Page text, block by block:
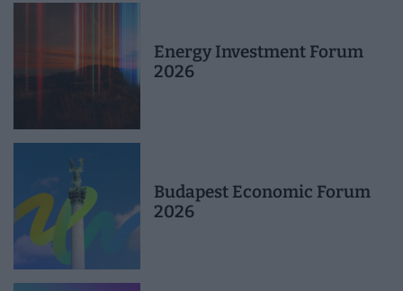
Energy Investment Forum
2026
Budapest Economic Forum
2026